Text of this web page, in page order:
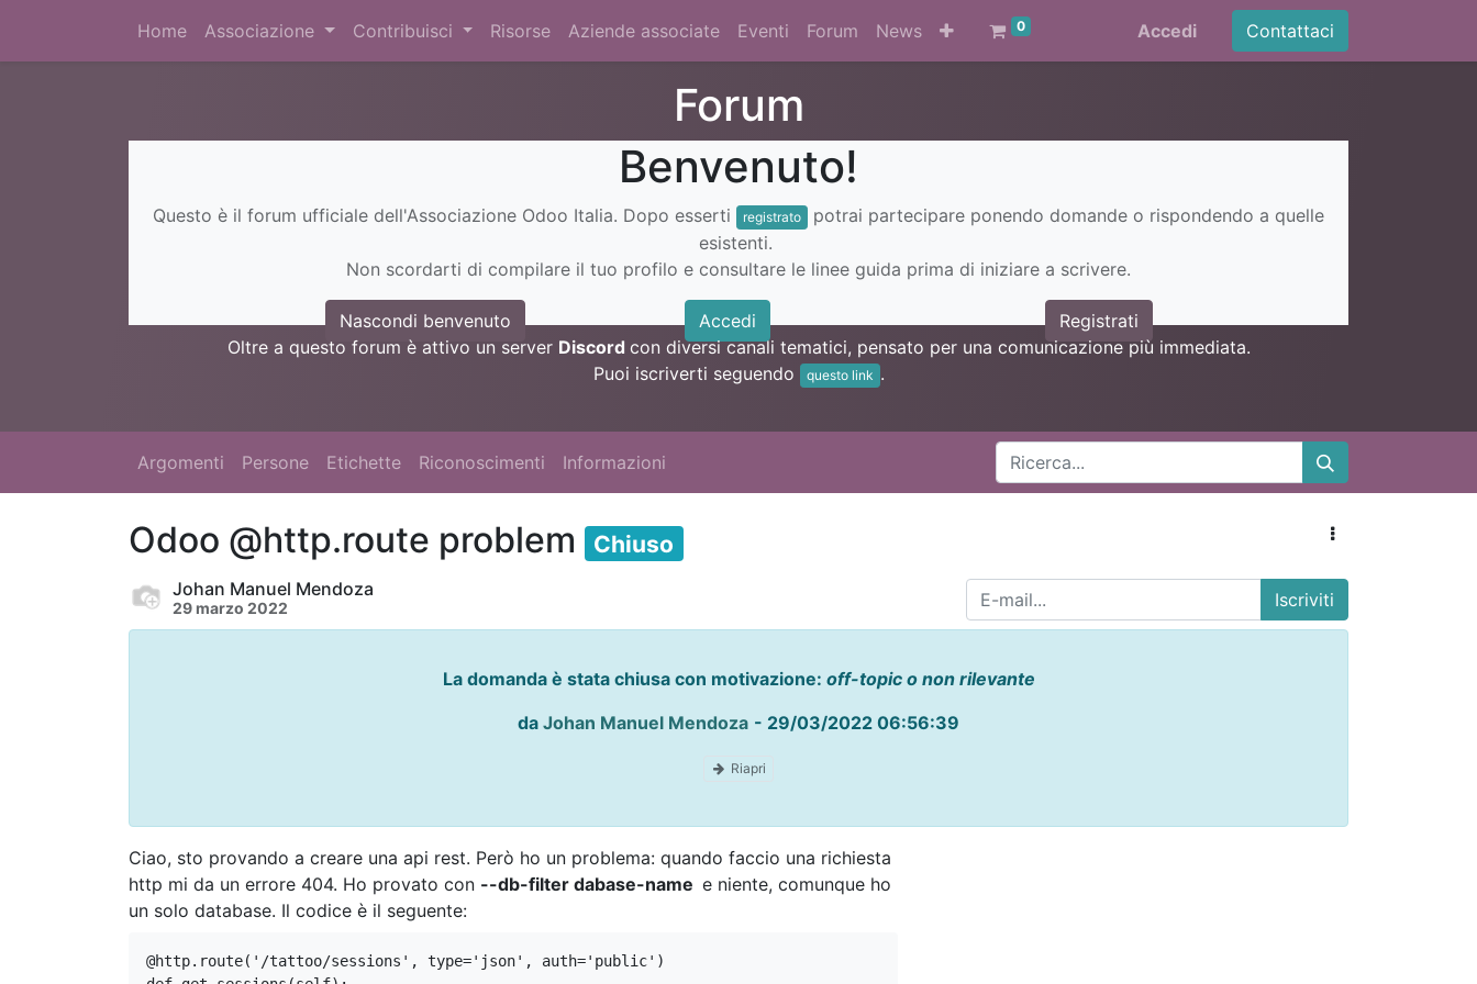
Home Associazione Contribuisci Risorse Aziende associate Eventi Forum News 0 Accedi Contattaci
Forum
Benvenuto!
Questo è il forum ufficiale dell'Associazione Odoo Italia. Dopo esserti registrato
potrai partecipare ponendo domande o rispondendo a quelle
esistenti.
Non scordarti di compilare il tuo profilo e consultare le linee guida prima di iniziare a scrivere.
Nascondi benvenuto Accedi
Registrati
Oltre a questo forum è attivo un server Discord con diversi canali tematici, pensato per una comunicazione più immediata.
Puoi iscriverti seguendo
questo link .
Argomenti Persone Etichette Riconoscimenti Informazioni
Odoo @http.route problem Chiuso
Johan Manuel Mendoza
29 marzo 2022 Iscriviti
La domanda è stata chiusa con motivazione: off-topic o non rilevante
da Johan Manuel Mendoza - 29/03/2022 06:56:39
Riapri
Ciao, sto provando a creare una api rest. Però ho un problema: quando faccio una richiesta
http mi da un errore 404. Ho provato con --db-filter dabase-name e niente, comunque ho
un solo database. Il codice è il seguente:
@http.route('/tattoo/sessions', type='json', auth='public')